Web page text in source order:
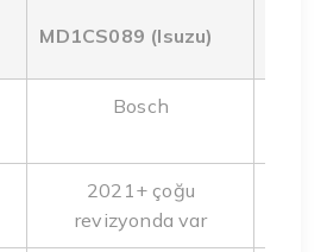
MD1CS089 (Isuzu)
Bosch
2021+ çoğu
revizyonda var